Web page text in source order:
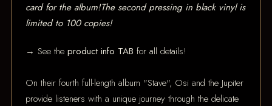
card for the album!The second pressing in black vinyl is
limited to 100 copies!
→ See theproduct info TAB for all details!
On their fourth full-length album "Stave", Osi and the Jupiter
provide listeners with a unique journey through the delicate